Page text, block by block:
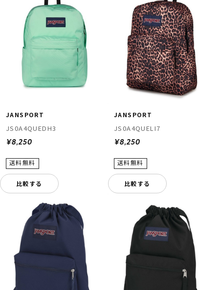
JANSPORT
JS0A4QUEDH3
¥8,250
比較する
JANSPORT
JS0A4QUELI7
¥8,250
比較する